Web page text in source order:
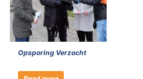
Opsporing Verzocht